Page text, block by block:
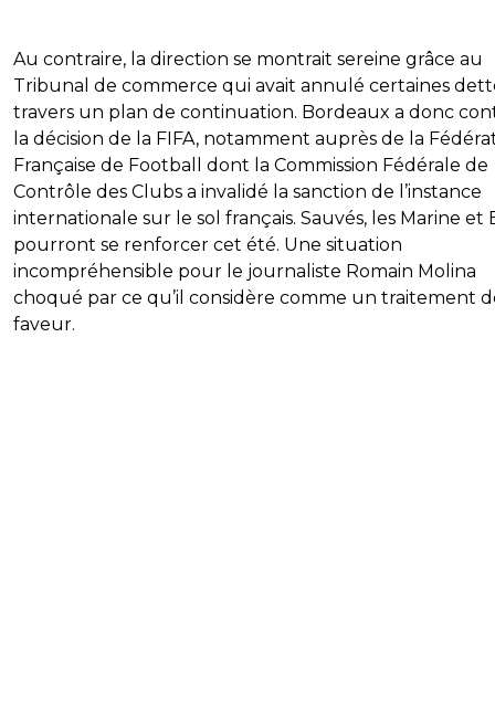
Au contraire, la direction se montrait sereine grâce au
Tribunal de commerce qui avait annulé certaines
travers un plan de continuation. Bordeaux a donc
la décision de la FIFA, notamment auprès de la
Française de Football dont la Commission Fédérale de
Contrôle des Clubs a invalidé la sanction de l’instance
internationale sur le sol français. Sauvés, les Marine et
pourront se renforcer cet été. Une situation
incompréhensible pour le journaliste Romain Molina
choqué par ce qu’il considère comme un traitement
faveur.